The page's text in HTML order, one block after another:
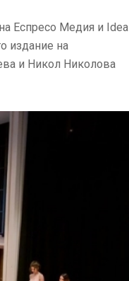
Еспресо Медия и Idea
издание на
и Никол Николова